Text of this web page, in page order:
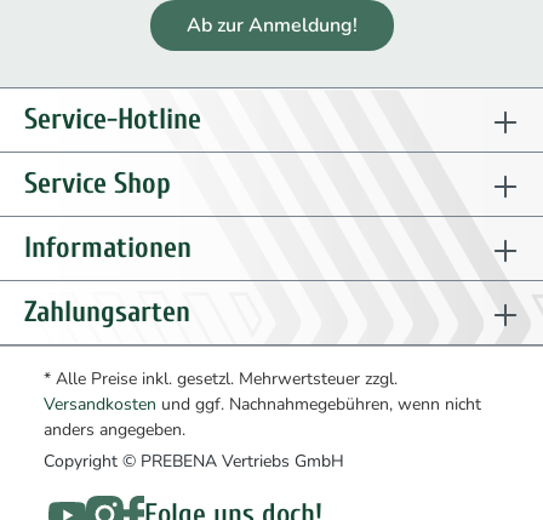
Ab zur Anmeldung!
Service-Hotline
Service Shop
Informationen
Zahlungsarten
* Alle Preise inkl. gesetzl. Mehrwertsteuer zzgl.
Versandkosten und ggf. Nachnahmegebühren, wenn nicht
anders angegeben.
Copyright © PREBENA Vertriebs GmbH